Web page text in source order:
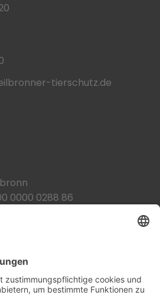
tierschutz.de
0000 0288 86